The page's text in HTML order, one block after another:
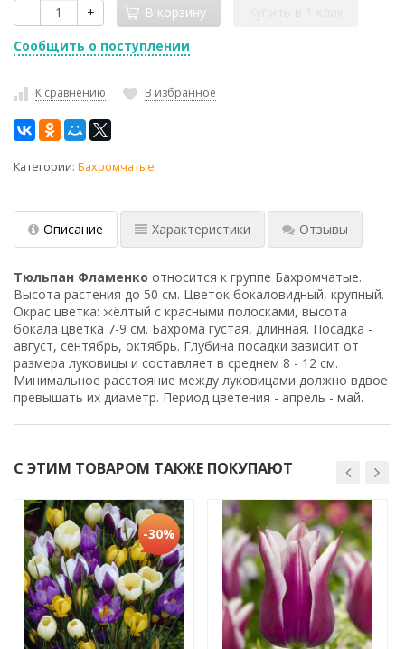
- + В корзину
Сообщить о поступлении
К сравнению В избранное
Категории: Бахромчатые
Описание Характеристики Отзывы
Тюльпан Фламенко относится к группе Бахромчатые.
Высота растения до 50 см. Цветок бокаловидный, крупный.
Окрас цветка: жёлтый с красными полосками, высота
бокала цветка 7-9 см. Бахрома густая, длинная. Посадка -
август, сентябрь, октябрь. Глубина посадки зависит от
размера луковицы и составляет в среднем 8 - 12 см.
Минимальное расстояние между луковицами должно вдвое
превышать их диаметр. Период цветения - апрель - май.
С ЭТИМ ТОВАРОМ ТАКЖЕ ПОКУПАЮТ
-30%